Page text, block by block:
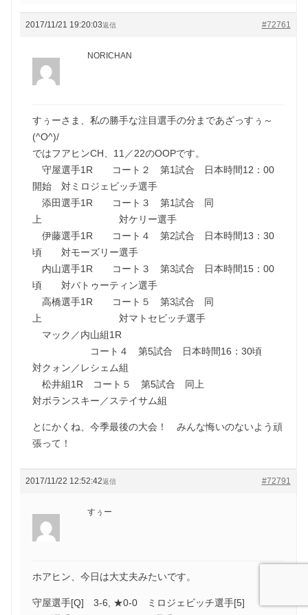
2017/11/21 19:20:03 #72761
返信
NORICHAN
すぅーさま、私の勝手な注目選手の分まであざっすぅ～
(^O^)/
ではフアヒンCH、11／22のOOPです。
守屋選手1R コート２ 第1試合 日本時間12：00
開始 対ミロジェビッチ選手
添田選手1R コート３ 第1試合 同
上 対ケリー選手
伊藤選手1R コート４ 第2試合 日本時間13：30
頃 対モーズリー選手
内山選手1R コート３ 第3試合 日本時間15：00
頃 対バトゥーティン選手
高橋選手1R コート５ 第3試合 同
上 対マトセビッチ選手
マック／内山組1R
コート４ 第5試合 日本時間16：30頃
対クォン／レシェム組
松井組1R コート５ 第5試合 同上
対ポランスキー／ステイサム組
とにかくね、今季最後の大会！ みんな悔いのないよう頑
張って！
2017/11/22 12:52:42 #72791
返信
すぅー
ホアヒン、今日は大丈夫みたいです。
守屋選手[Q] 3-6, ★0-0 ミロジェビッチ選手[5]